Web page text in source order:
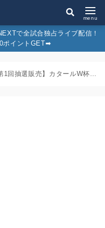
menu
で全試合独占ライブ配信！
ポイントGET➡︎
【第1回抽選販売】カタールW杯のチケットを実際に申し込んでみた！申込手順・キャンセル・変更方法を画像付きで徹底解説